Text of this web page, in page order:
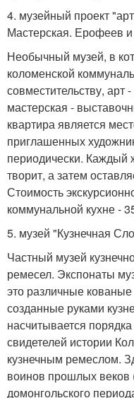
4. музейный проект
Мастерская. Ерофеев и
Необычный музей, в
коломенской
совместительству, арт
мастерская -
квартира является
приглашенных
периодически. Каждый
творит, а затем
Стоимость
коммунальной кухне -
5. музей "Кузнечная
Частный музей
ремесел. Экспонаты
это различные
созданные руками
насчитывается
свидетелей истории
кузнечным ремеслом.
воинов прошлых веков
домонгольского